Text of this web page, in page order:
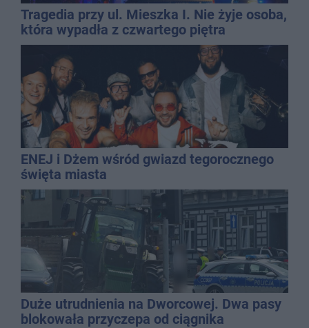
Tragedia przy ul. Mieszka I. Nie żyje osoba,
która wypadła z czwartego piętra
ENEJ i Dżem wśród gwiazd tegorocznego
święta miasta
Duże utrudnienia na Dworcowej. Dwa pasy
blokowała przyczepa od ciągnika